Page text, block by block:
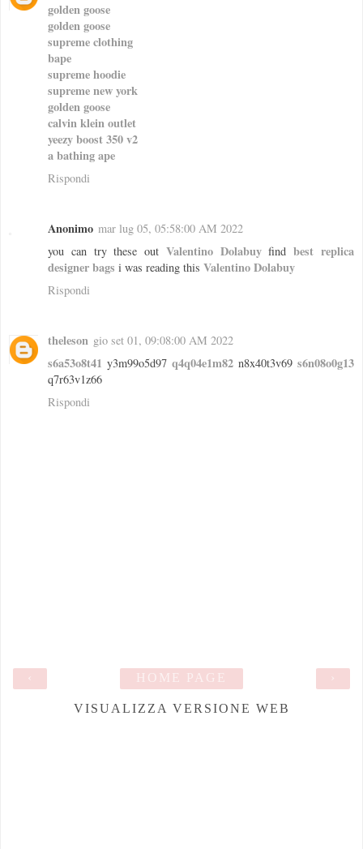
golden goose
golden goose
supreme clothing
bape
supreme hoodie
supreme new york
golden goose
calvin klein outlet
yeezy boost 350 v2
a bathing ape
Rispondi
Anonimo mar lug 05, 05:58:00 AM 2022
you can try these out Valentino Dolabuyfindbest replica
designer bags i was reading this Valentino Dolabuy
Rispondi
theleson gio set 01, 09:08:00 AM 2022
s6a53o8t41 y3m99o5d97 q4q04e1m82 n8x40t3v69 s6n08o0g13
q7r63v1z66
Rispondi
›
HOME PAGE
VISUALIZZA VERSIONE WEB